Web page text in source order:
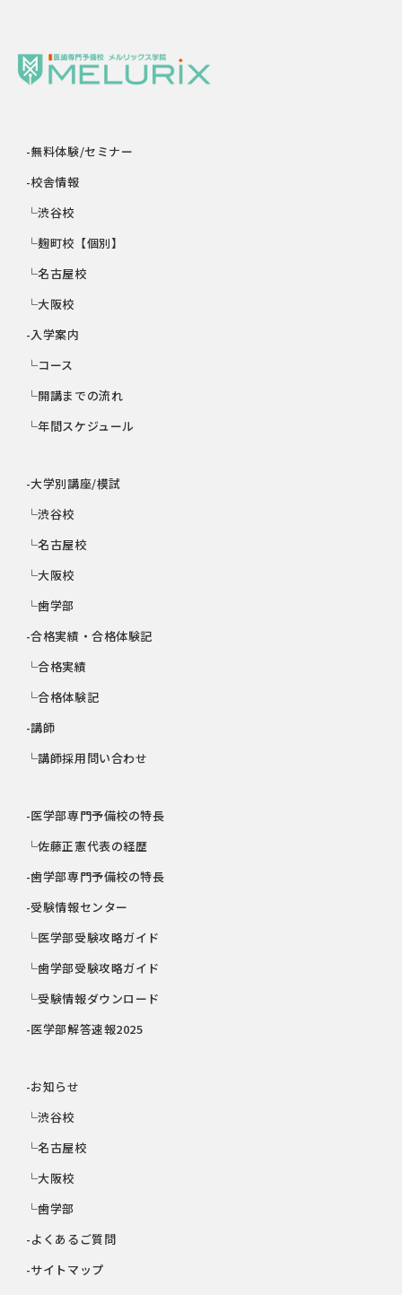
-無料体験/セミナー
-校舎情報
└渋谷校
└麹町校【個別】
└名古屋校
└大阪校
-入学案内
└コース
└開講までの流れ
└年間スケジュール
-大学別講座/模試
└渋谷校
└名古屋校
└大阪校
└歯学部
-合格実績・合格体験記
└合格実績
└合格体験記
-講師
└講師採用問い合わせ
-医学部専門予備校の特長
└佐藤正憲代表の経歴
-歯学部専門予備校の特長
-受験情報センター
└医学部受験攻略ガイド
└歯学部受験攻略ガイド
└受験情報ダウンロード
-医学部解答速報2025
-お知らせ
└渋谷校
└名古屋校
└大阪校
└歯学部
-よくあるご質問
-サイトマップ